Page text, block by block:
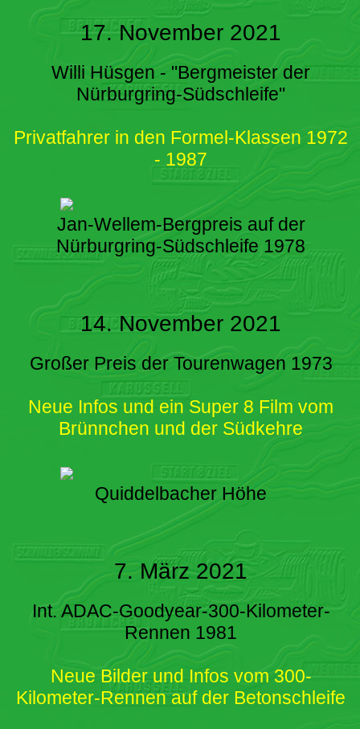
17. November 2021
Willi Hüsgen - "Bergmeister der
Nürburgring-Südschleife"
Privatfahrer in den Formel-Klassen 1972
- 1987
Jan-Wellem-Bergpreis auf der
Nürburgring-Südschleife 1978
14. November 2021
Großer Preis der Tourenwagen 1973
Neue Infos und ein Super 8 Film vom
Brünnchen und der Südkehre
Quiddelbacher Höhe
7. März 2021
Int. ADAC-Goodyear-300-Kilometer-
Rennen 1981
Neue Bilder und Infos vom 300-
Kilometer-Rennen auf der Betonschleife